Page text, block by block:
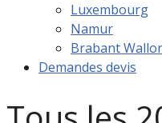
Luxembourg
Namur
Brabant
Demandes devis